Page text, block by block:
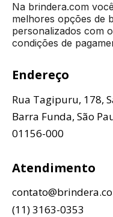
Na brindera.com
melhores opções de
personalizados com
condições de
Endereço
Rua Tagipuru, 178,
Barra Funda, São
01156-000
Atendimento
(11) 3163-0353